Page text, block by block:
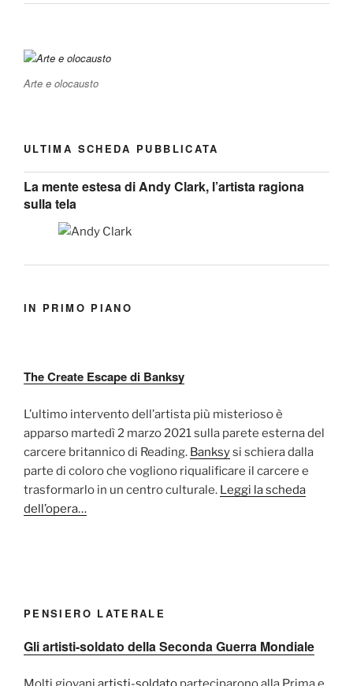
Arte e olocausto
ULTIMA SCHEDA PUBBLICATA
La mente estesa di Andy Clark, l’artista ragiona
sulla tela
IN PRIMO PIANO
The Create Escape di Banksy
L’ultimo intervento dell’artista più misterioso è
apparso martedì 2 marzo 2021 sulla parete esterna del
carcere britannico di Reading. Banksysi schiera dalla
parte di coloro che vogliono riqualificare il carcere e
trasformarlo in un centro culturale. Leggi la scheda
dell’opera…
PENSIERO LATERALE
Gli artisti-soldato della Seconda Guerra Mondiale